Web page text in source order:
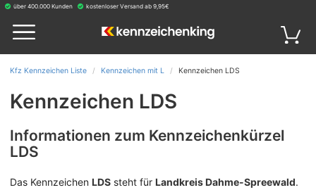
über 400.000 Kunden kostenloser Versand ab 9,95€
Kfz Kennzeichen Liste Kennzeichen mit L Kennzeichen LDS
Kennzeichen LDS
Informationen zum Kennzeichenkürzel
LDS
Das Kennzeichen LDS steht für Landkreis Dahme-Spreewald.